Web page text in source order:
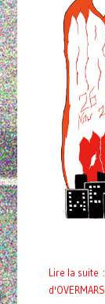
Lire la suite :
d'OVERMARS